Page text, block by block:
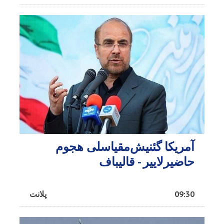
آمریکا گئنیش‌مقیاسلی هجوم
حاضیرلاییر - قالیباف
پلانت 09:30